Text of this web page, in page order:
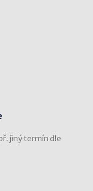
jiný termín dle